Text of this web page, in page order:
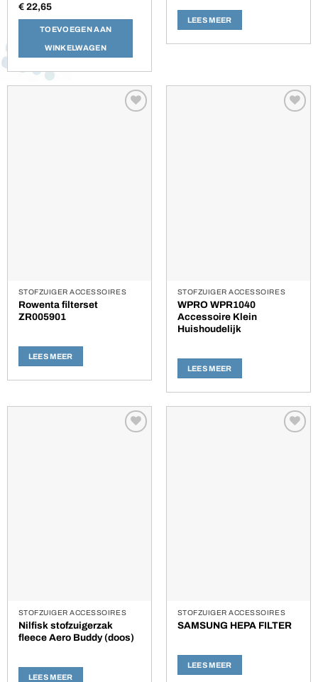
€22,65
TOEVOEGEN AAN
WINKELWAGEN
LEES MEER
STOFZUIGER ACCESSOIRES
Rowenta filterset
ZR005901
LEES MEER
STOFZUIGER ACCESSOIRES
WPRO WPR1040
Accessoire Klein
Huishoudelijk
LEES MEER
STOFZUIGER ACCESSOIRES
Nilfisk stofzuigerzak
fleece Aero Buddy (doos)
LEES MEER
STOFZUIGER ACCESSOIRES
SAMSUNG HEPA FILTER
LEES MEER